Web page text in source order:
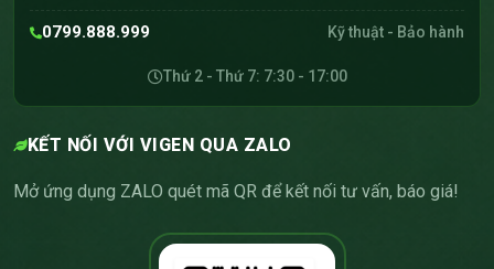
0799.888.999 Kỹ thuật - Bảo hành
Thứ 2 - Thứ 7: 7:30 - 17:00
KẾT NỐI VỚI VIGEN QUA ZALO
Mở ứng dụng ZALO quét mã QR để kết nối tư vấn, báo giá!